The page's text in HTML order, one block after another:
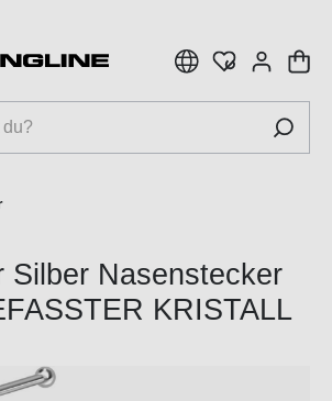
Silber Nasenstecker
KRISTALL